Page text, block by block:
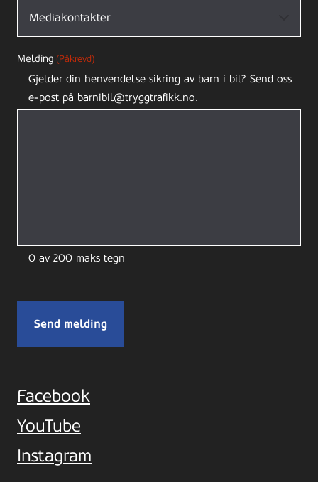
Melding (Påkrevd)
Gjelder din henvendelse sikring av barn i bil? Send oss
e-post på barnibil@tryggtrafikk.no.
0 av 200 maks tegn
Facebook
YouTube
Instagram